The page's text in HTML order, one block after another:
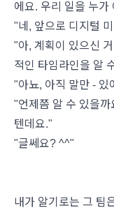
에요. 우리 일을 누가
"네, 앞으로 디지털
"아, 계획이 있으신
적인 타임라인을 알
"아뇨, 아직 말만 - 있
"언제쯤 알 수 있을
텐데요."
"글쎄요? ^^"
내가 알기로는 그 팀